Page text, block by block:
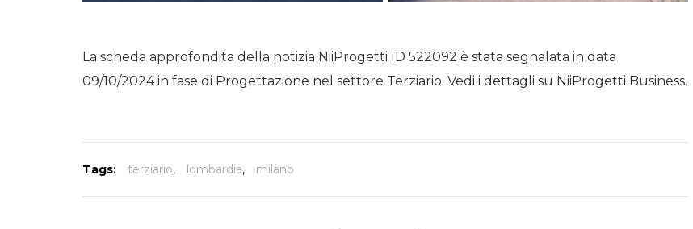
La scheda approfondita della notizia NiiProgetti ID 522092 è stata segnalata in data
09/10/2024 in fase di Progettazione nel settore Terziario. Vedi i dettagli su NiiProgetti Business.
Tags: terziario, lombardia, milano